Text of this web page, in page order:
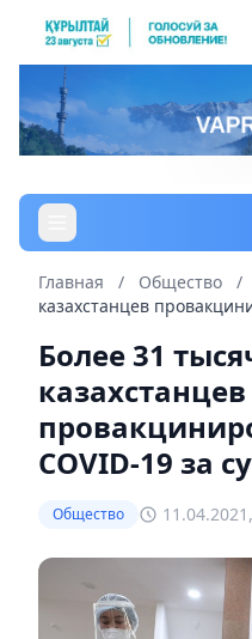
Главная / Общество /
казахстанцев
Более 31
казахстанцев
COVID-19 за
Общество